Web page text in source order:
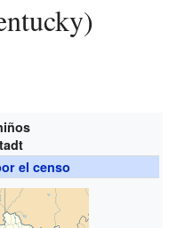
el censo